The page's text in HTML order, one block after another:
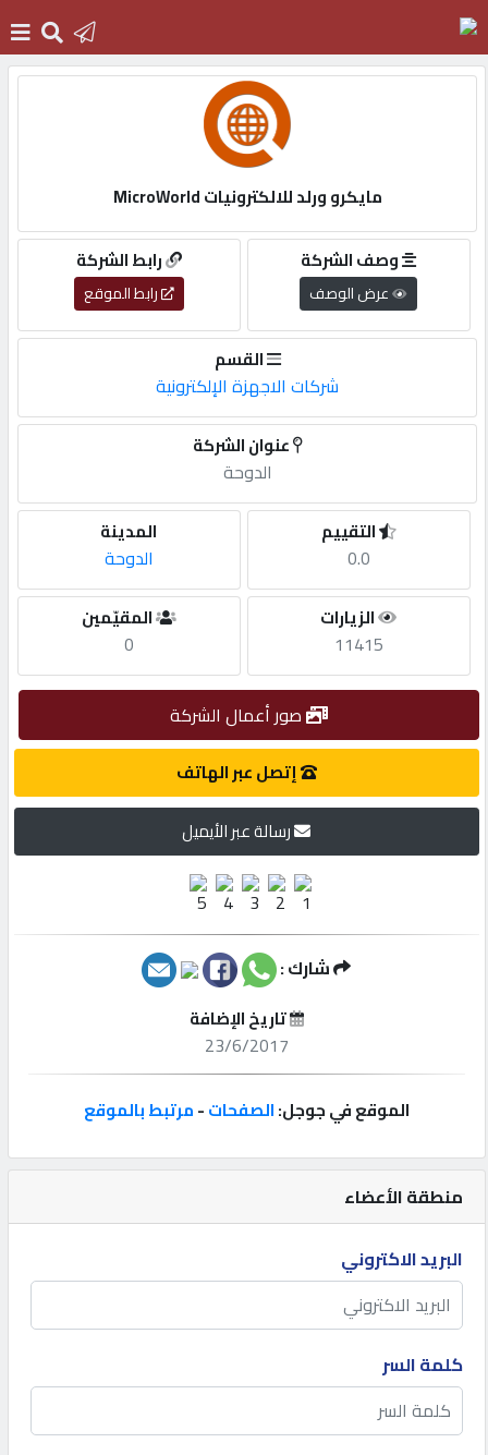
التسجيل
English
أضف
طلب
شركات
إعلانات
المنتدى
كيو
مزاد
كيو
نمبر
منطقة الأعضاء
البريد الاكتروني
كلمة السر
مايكرو ورلد للالكترونيات MicroWorld
رابط الشركة
رابط الموقع
وصف الشركة
عرض الوصف
القسم
شركات الاجهزة الإلكترونية
عنوان الشركة
الدوحة
المدينة
الدوحة
التقييم
0.0
المقيّمين
0
الزيارات
11415
صور أعمال الشركة
إتصل عبر الهاتف
رسالة عبر الأيميل
شارك :
تاريخ الإضافة
23/6/2017
الموقع في جوجل:الصفحات-مرتبط بالموقع